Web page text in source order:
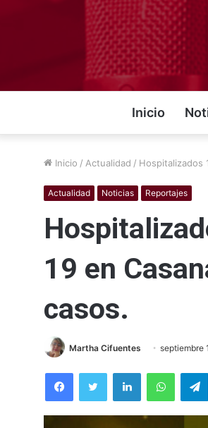
Inicio
Inicio / Actualidad / Hospitalizados
Actualidad Noticias Reportajes
19 en
casos.
Martha Cifuentes septiembre
FacebookTwitter LinkedIn